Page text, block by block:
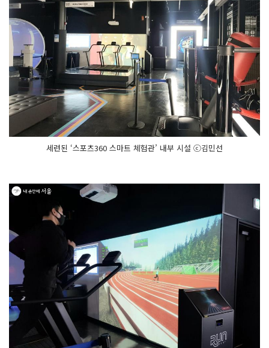
세련된 ‘스포츠360 스마트 체험관’ 내부 시설 ⓒ김민선